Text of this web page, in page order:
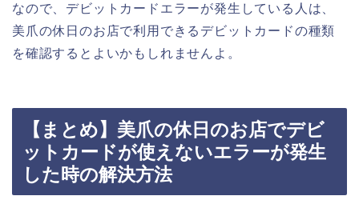
なので、デビットカードエラーが発生している人は、
美爪の休日のお店で利用できるデビットカードの種類
を確認するとよいかもしれませんよ。
【まとめ】美爪の休日のお店でデビ
ットカードが使えないエラーが発生
した時の解決方法